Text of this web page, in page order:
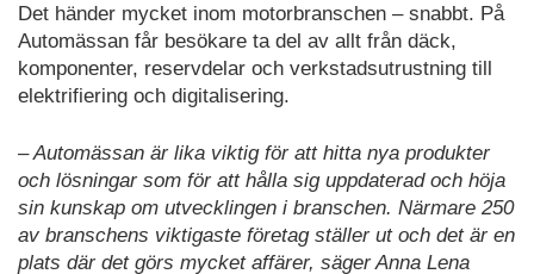
Det händer mycket inom motorbranschen – snabbt. På
Automässan får besökare ta del av allt från däck,
komponenter, reservdelar och verkstadsutrustning till
elektrifiering och digitalisering.
– Automässan är lika viktig för att hitta nya produkter
och lösningar som för att hålla sig uppdaterad och höja
sin kunskap om utvecklingen i branschen. Närmare 250
av branschens viktigaste företag ställer ut och det är en
plats där det görs mycket affärer, säger Anna Lena